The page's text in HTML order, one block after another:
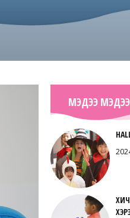
МЭДЭЭ